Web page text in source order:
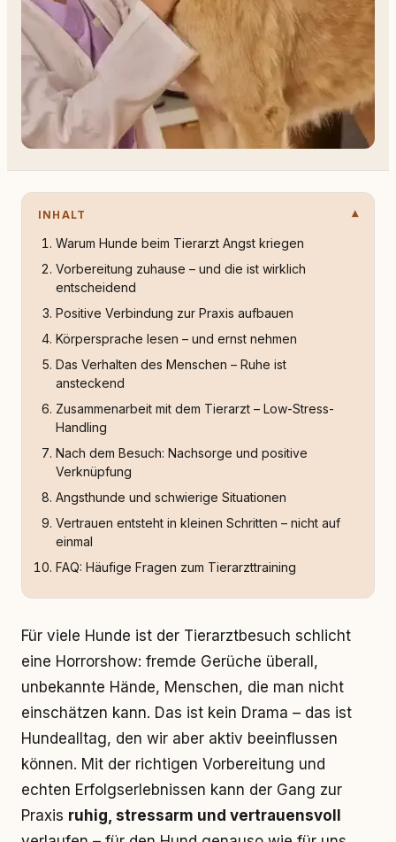
INHALT
Warum Hunde beim Tierarzt Angst kriegen
Vorbereitung zuhause – und die ist wirklich
entscheidend
Positive Verbindung zur Praxis aufbauen
Körpersprache lesen – und ernst nehmen
Das Verhalten des Menschen – Ruhe ist
ansteckend
Zusammenarbeit mit dem Tierarzt – Low-Stress-
Handling
Nach dem Besuch: Nachsorge und positive
Verknüpfung
Angsthunde und schwierige Situationen
Vertrauen entsteht in kleinen Schritten – nicht auf
einmal
FAQ: Häufige Fragen zum Tierarzttraining
Für viele Hunde ist der Tierarztbesuch schlicht
eine Horrorshow: fremde Gerüche überall,
unbekannte Hände, Menschen, die man nicht
einschätzen kann. Das ist kein Drama – das ist
Hundealltag, den wir aber aktiv beeinflussen
können. Mit der richtigen Vorbereitung und
echten Erfolgserlebnissen kann der Gang zur
Praxis ruhig, stressarm und vertrauensvoll